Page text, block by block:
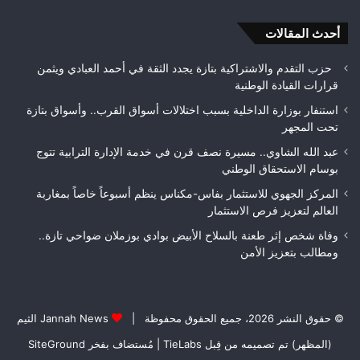
الأمن
أحدث المقالات
حزب التقدم والاشتراكية بتازة يجدد الثقة في أحمد العبادي ويثمن
قرارات القيادة الوطنية
استنفار بوزارة الداخلية بسبب اختلالات أسواق القرب.. وأسواق بتازة
تحت المجهر
عبد الله الشاوي.. مسيرة نصف قرن في خدمة الإدارة الترابية تتوج
بوسام الاستحقاق الوطني
المركز الجهوي للاستثمار بفاس-مكناس ينظم أسبوعاً خاصاً بمغاربة
العالم لتعزيز فرص الاستثمار
وفاة شخص إثر طعنة بالسلاح الأبيض بوادي بوزملان ضواحي تازة..
ومطالب بتعزيز الأمن
© حقوق النشر 2026، جميع الحقوق محفوظة |
Jannah News الثيم
(المظهر) تم تصميمه من قِبل TieLabs
| مُستضاف بفخر SiteGround